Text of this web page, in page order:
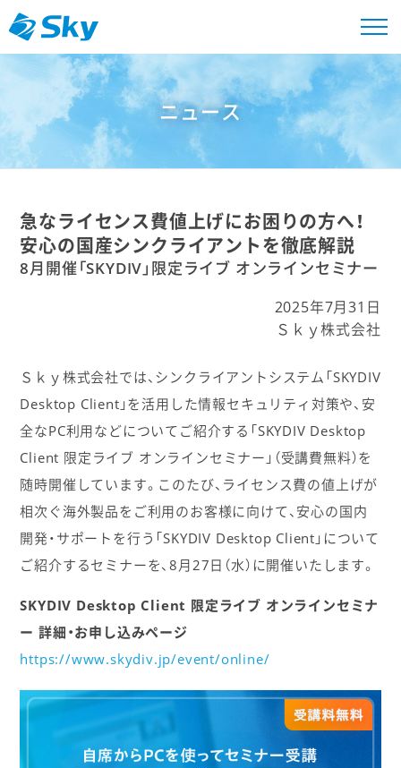
ニュース
急なライセンス費値上げにお困りの方へ！
安心の国産シンクライアントを徹底解説
8月開催「SKYDIV」限定ライブ オンラインセミナー
2025年7月31日
Ｓｋｙ株式会社
Ｓｋｙ株式会社では、シンクライアントシステム「SKYDIV
Desktop Client」を活用した情報セキュリティ対策や、安
全なPC利用などについてご紹介する「SKYDIV Desktop
Client 限定ライブ オンラインセミナー」（受講費無料）を
随時開催しています。このたび、ライセンス費の値上げが
相次ぐ海外製品をご利用のお客様に向けて、安心の国内
開発・サポートを行う「SKYDIV Desktop Client」について
ご紹介するセミナーを、8月27日（水）に開催いたします。
SKYDIV Desktop Client 限定ライブ オンラインセミナ
ー 詳細・お申し込みページ
https://www.skydiv.jp/event/online/